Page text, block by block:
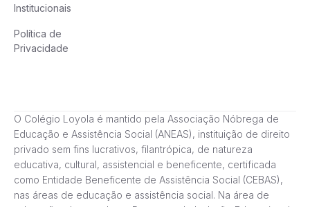
Institucionais
Política de
Privacidade
O Colégio Loyola é mantido pela Associação Nóbrega de
Educação e Assistência Social (ANEAS), instituição de direito
privado sem fins lucrativos, filantrópica, de natureza
educativa, cultural, assistencial e beneficente, certificada
como Entidade Beneficente de Assistência Social (CEBAS),
nas áreas de educação e assistência social. Na área de